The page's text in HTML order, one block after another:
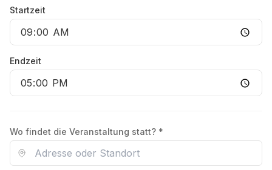
Startzeit
Endzeit
Wo findet die Veranstaltung statt? *